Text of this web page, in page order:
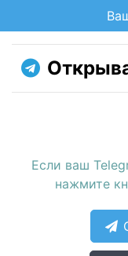
Если ваш
нажмите